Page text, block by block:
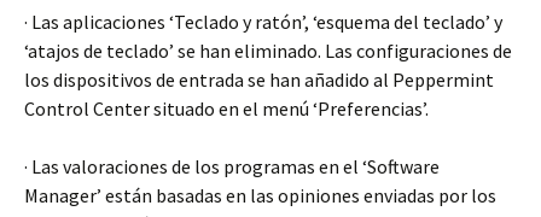
· Las aplicaciones ‘Teclado y ratón’, ‘esquema del teclado’ y
‘atajos de teclado’ se han eliminado. Las configuraciones de
los dispositivos de entrada se han añadido al Peppermint
Control Center situado en el menú ‘Preferencias’.
· Las valoraciones de los programas en el ‘Software
Manager’ están basadas en las opiniones enviadas por los